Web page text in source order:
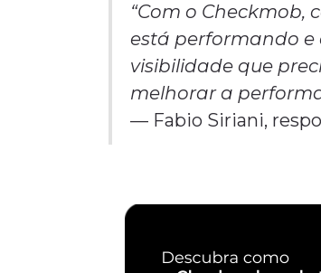
“Com o
está performando e
visibilidade que
melhorar a
— Fabio Siriani,